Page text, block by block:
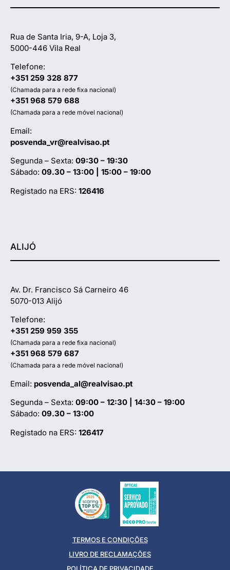
Rua de Santa Iria, 9-A, Loja 3,
5000-446 Vila Real
Telefone:
+351 259 328 877
(Chamada para a rede fixa nacional)
+351 968 579 688
(Chamada para a rede móvel nacional)
Email:
posvenda_vr@realvisao.pt
Segunda – Sexta: 09:30 – 19:30
Sábado: 09.30 – 13:00 | 15:00 – 19:00
Registado na ERS: 126416
ALIJÓ
Av. Dr. Francisco Sá Carneiro 46
5070-013 Alijó
Telefone:
+351 259 959 355
(Chamada para a rede fixa nacional)
+351 968 579 687
(Chamada para a rede móvel nacional)
Email: posvenda_al@realvisao.pt
Segunda – Sexta: 09:00 – 12:30 | 14:30 – 19:00
Sábado: 09.30 – 13:00
Registado na ERS: 126417
TERMOS E CONDIÇÕES
LIVRO DE RECLAMAÇÕES
POLÍTICA DE PRIVACIDADE